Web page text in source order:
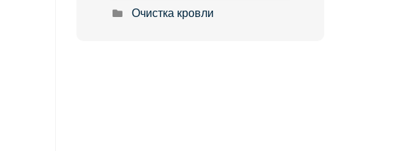
Очистка кровли